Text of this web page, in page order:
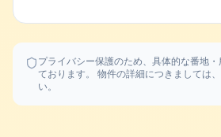
プライバシー保護のため、具体的な番地
ております。 物件の詳細につきましては
い。